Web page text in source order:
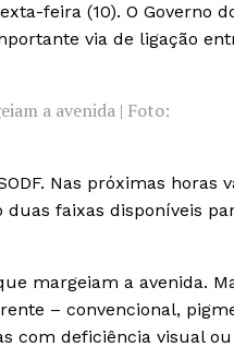
feira (10). O Governo
via de ligação
a avenida | Foto:
Nas próximas horas
faixas disponíveis
margeiam a avenida.
– convencional,
com deficiência visual